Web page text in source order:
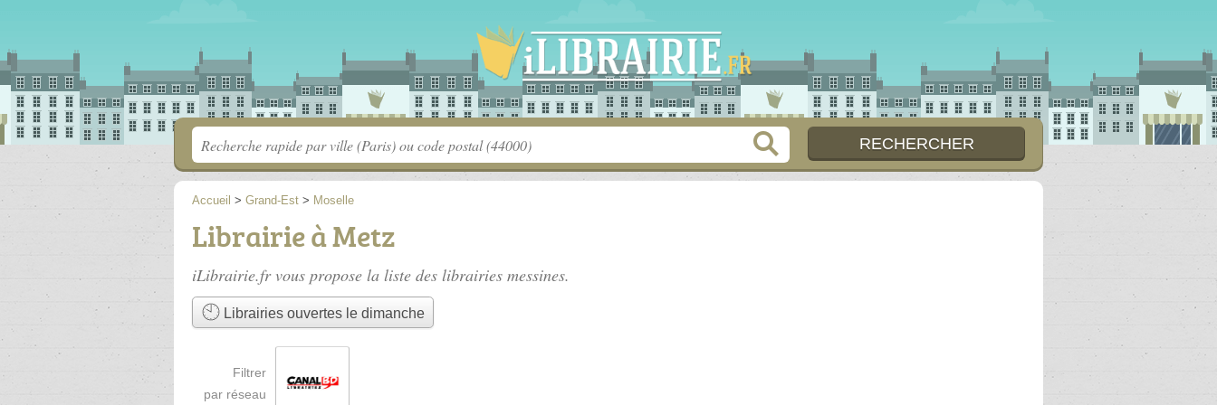
Accueil > Grand-Est > Moselle
Librairie à Metz
iLibrairie.fr vous propose la liste des librairies messines.
Librairies ouvertes le dimanche
Filtrer
par réseau